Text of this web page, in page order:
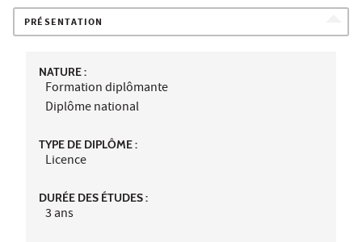
PRÉSENTATION
NATURE :
Formation diplômante
Diplôme national
TYPE DE DIPLÔME :
Licence
DURÉE DES ÉTUDES :
3 ans